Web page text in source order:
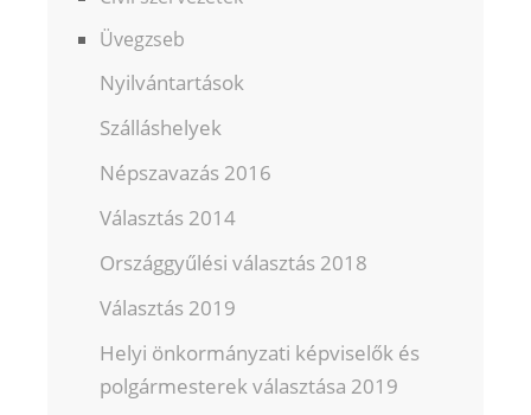
Üvegzseb
Nyilvántartások
Szálláshelyek
Népszavazás 2016
Választás 2014
Országgyűlési választás 2018
Választás 2019
Helyi önkormányzati képviselők és
polgármesterek választása 2019